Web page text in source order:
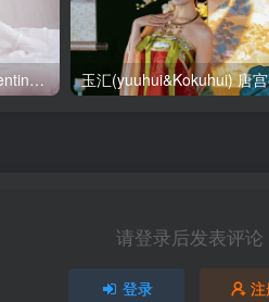
SallyDorasnow Fern Valentine [50P-353MB]
请登录后发表评论
登录